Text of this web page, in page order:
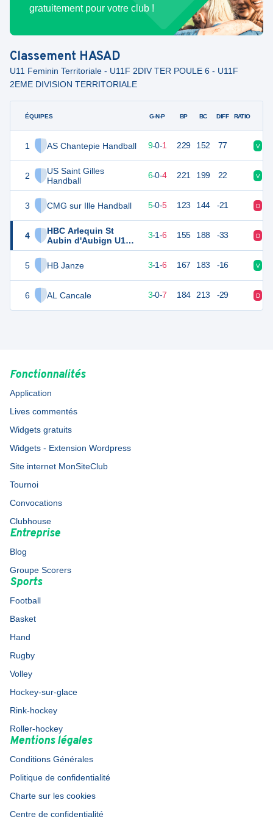
gratuitement pour votre club !
Classement HASAD
U11 Feminin Territoriale - U11F 2DIV TER POULE 6 - U11F
2EME DIVISION TERRITORIALE
ÉQUIPES
1 AS Chantepie Handball
2
US Saint Gilles
Handball
3 CMG sur Ille Handball
4
HBC Arlequin St
Aubin d'Aubign U11
Féminines
5
HB Janze
6 AL Cancale
G-N-P BP BC DIFF RATIO
28 10 9-0-1 229 152 77 V
6-0-4 221 199 22 V
19 10 5-0-5 123 144 -21 D
17 3-1-6 155 188 -33 D
3-1-6 167 183 -16 V
3-0-7 184 213 -29 D
Fonctionnalités
Application
Lives commentés
Widgets gratuits
Widgets - Extension Wordpress
Site internet MonSiteClub
Tournoi
Convocations
Clubhouse
Entreprise
Blog
Groupe Scorers
Sports
Football
Basket
Hand
Rugby
Volley
Hockey-sur-glace
Rink-hockey
Roller-hockey
Mentions légales
Conditions Générales
Politique de confidentialité
Charte sur les cookies
Centre de confidentialité